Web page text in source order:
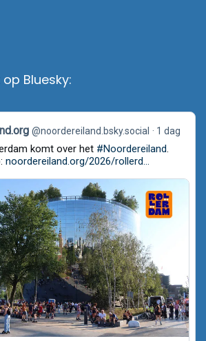
Bluesky:
@noordereiland.bsky.social 1 dag
komt over het #Noordereiland.
noordereiland.org/2026/rollerd...